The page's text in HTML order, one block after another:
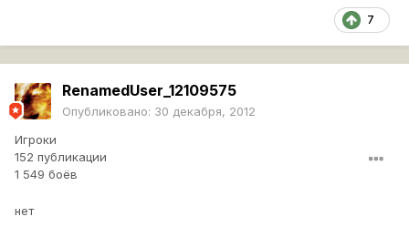
7
RenamedUser_12109575
Опубликовано: 30 декабря, 2012
Игроки
152 публикации
1 549 боёв
нет